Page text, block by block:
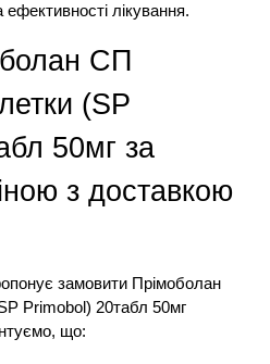
лікування.
СП
(SP
50мг за
з доставкою
замовити Прімоболан
Primobol) 20табл 50мг
що: